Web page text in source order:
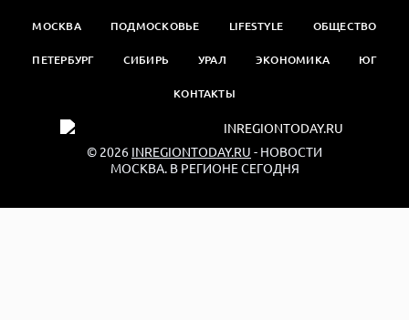
МОСКВА ПОДМОСКОВЬЕ LIFESTYLE ОБЩЕСТВО
ПЕТЕРБУРГ СИБИРЬ УРАЛ ЭКОНОМИКА ЮГ
КОНТАКТЫ
© 2026 INREGIONTODAY.RU - НОВОСТИ
МОСКВА. В РЕГИОНЕ СЕГОДНЯ